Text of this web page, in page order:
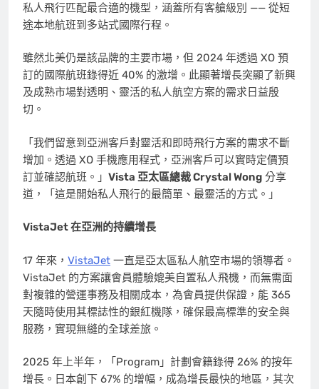
私人飛行匹配最合適的機型，涵蓋所有客艙級別 —— 從短
途本地航班到多站式國際行程。
雖然北美仍是該品牌的主要市場，但 2024 年透過 XO 預
訂的國際航班錄得近 40% 的激增。此顯著增長突顯了新興
及成熟市場對透明、靈活的私人航空方案的需求日益殷
切。
「我們留意到亞洲客戶對靈活和即時飛行方案的需求不斷
增加。透過 XO 手機應用程式，亞洲客戶可以實時定價預
訂並確認航班。」 Vista 亞太區總裁Crystal Wong 分享
道，「這是開始私人飛行的最簡單、最靈活的方式。」
VistaJet 在亞洲的持續增長
17 年來， VistaJet 一直是亞太區私人航空市場的領導者。
VistaJet 的方案讓會員體驗媲美自置私人飛機，而無需面
對複雜的營運事務及相關成本，為會員提供保證，能 365
天隨時使用其標誌性的銀紅機隊，確保最高標準的安全與
服務，實現無縫的全球差旅。
2025 年上半年，「Program」計劃會籍錄得 26% 的按年
增長。日本創下 67% 的增幅，成為增長最快的地區，其次